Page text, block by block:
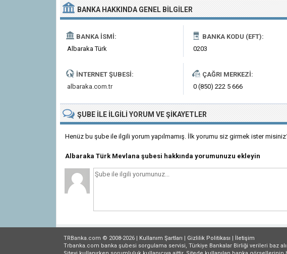
BANKA HAKKINDA GENEL BILGILER
BANKA İSMI:
Albaraka Türk
BANKA KODU (EFT):
0203
İNTERNET ŞUBESI:
albaraka.com.tr
ÇAĞRI MERKEZI:
0 (850) 222 5 666
ŞUBE ILE İLGILIYORUM VE ŞIKAYETLER
Henüz bu şube ile ilgili yorum yapılmamış. İlk yorumu siz girmek ister
Albaraka Türk Mevlana şubesi hakkında yorumunuzu ekleyin
TRBanka.com © 2008-2026 | Kullanım Şartları | Gizlilik Politikası | İletişim
Trbanka.com banka şubesi sorgulama servisi, Türkiye Bankalar Birliği verileri baz